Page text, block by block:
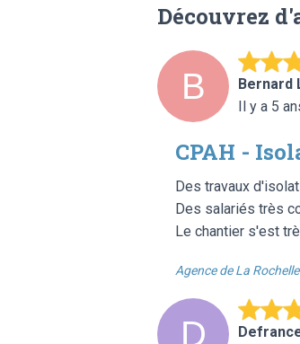
Découvrez
Bernard
Il y a 5
CPAH -
Des travaux
Des salariés très
Le chantier s'est
Agence de La Rochelle